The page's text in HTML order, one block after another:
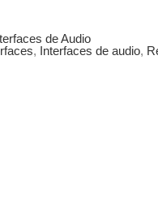
de Audio
, Interfaces de audio,